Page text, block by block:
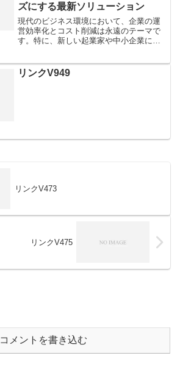
ズにする最新ソリューション
現代のビジネス環境において、企業の運
営効率化とコスト削減は永遠のテーマで
す。特に、新しい起業家や中小企業にと
オフィススペースを持たずにビジネスを
行う新たな形態で、低コス...
リンクV949
リンクV473
リンクV475
コメントを書き込む